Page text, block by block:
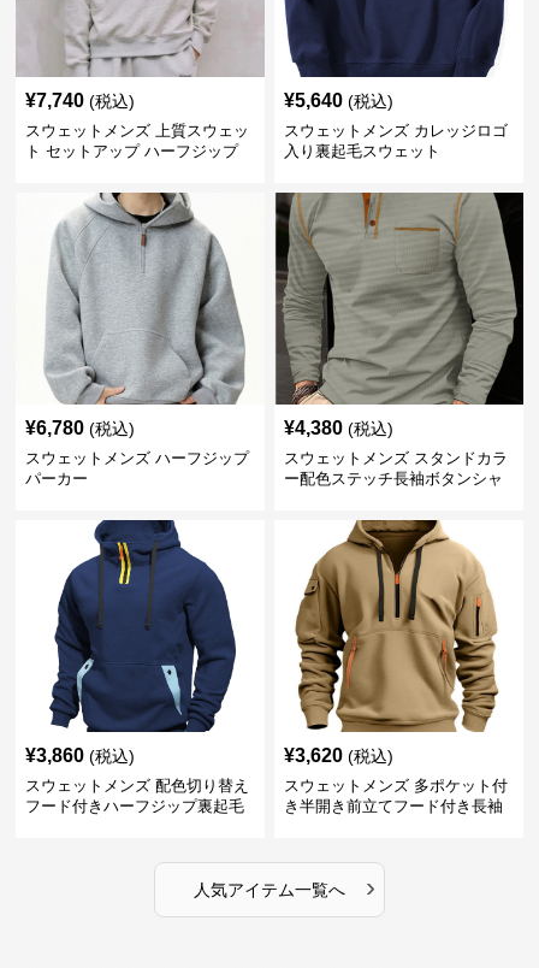
¥7,740 (税込)
スウェットメンズ 上質スウェッ
ト セットアップ ハーフジップ
¥5,640 (税込)
スウェットメンズ カレッジロゴ
入り裏起毛スウェット
¥6,780 (税込)
スウェットメンズ ハーフジップ
パーカー
¥4,380 (税込)
スウェットメンズ スタンドカラ
ー配色ステッチ長袖ボタンシャ
¥3,860 (税込)
スウェットメンズ 配色切り替え
フード付きハーフジップ裏起毛
¥3,620 (税込)
スウェットメンズ 多ポケット付
き半開き前立てフード付き長袖
人気アイテム一覧へ ›